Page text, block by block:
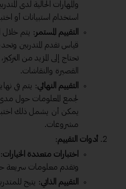
والمهارات الحالية لدى
استخدام استبيانات أو
التقييم المستمر : يتم خلال
قياس تقدم المتدربين
تحتاج إلى المزيد من
القصيرة والنقاشات.
التقييم النهائي: يتم في
لجمع المعلومات حول
يمكن أن يشمل ذلك
مشروعات.
أدوات التقييم:
اختبارات متعددة الخيارات
وتقدم معلومات سريعة
التقييم الذاتي: يتيح